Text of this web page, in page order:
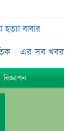
হত্যা বাবার
ইসলাম
অভিযোগে উত্তাল
কাদের
শুরু
বাবার
- এর সব খবর
বিজ্ঞাপন